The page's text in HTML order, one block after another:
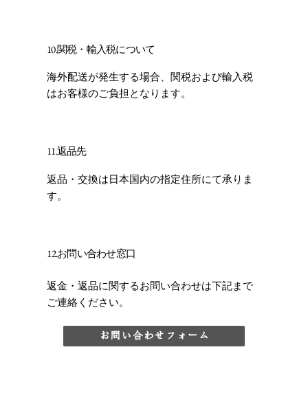
10.関税・輸入税について
海外配送が発生する場合、関税および輸入税
はお客様のご負担となります。
11.返品先
返品・交換は日本国内の指定住所にて承りま
す。
12.お問い合わせ窓口
返金・返品に関するお問い合わせは下記まで
ご連絡ください。
お問い合わせフォーム